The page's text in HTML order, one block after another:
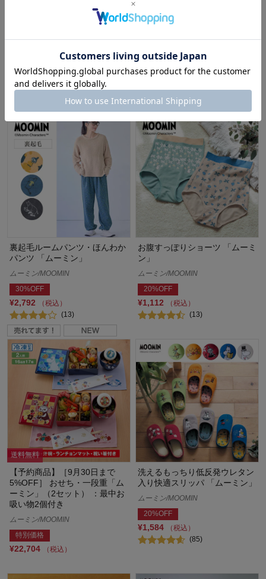
フラワーベース 「ムーミン」
（税込）
＜食洗機・レンジ対応＞優しい
色合いの汁椀2柄セット 「ムー
¥2,392
(20)
裏起毛ルームパンツ・ほんわか
パンツ 「ムーミン」
ムーミン/MOOMIN
30%OFF
¥2,792
（税込）
(13)
お腹すっぽりショーツ 「ムーミ
ン」
ムーミン/MOOMIN
20%OFF
¥1,112
（税込）
(13)
送料無料
【予約商品】［9月30日まで
5%OFF］ おせち・一段重「ム
ーミン」（2セット） ：最中お
吸い物2個付き
ムーミン/MOOMIN
特別価格
¥22,704 （税込）
洗えるもっちり低反発ウレタン
入り快適スリッパ 「ムーミン」
ムーミン/MOOMIN
20%OFF
¥1,584
（税込）
(85)